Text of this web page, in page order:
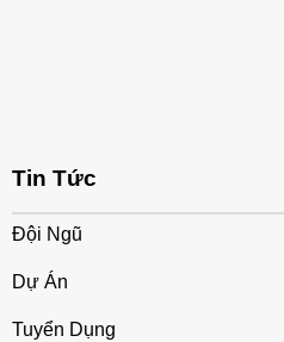
Tin Tức
Đội Ngũ
Dự Án
Tuyển Dụng